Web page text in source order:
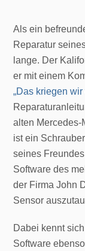
Als ein
Reparatur
lange. Der
er mit einem
„Das kriegen
alten
ist ein
seines
Software des
der Firma John
Sensor
Dabei kennt
Software